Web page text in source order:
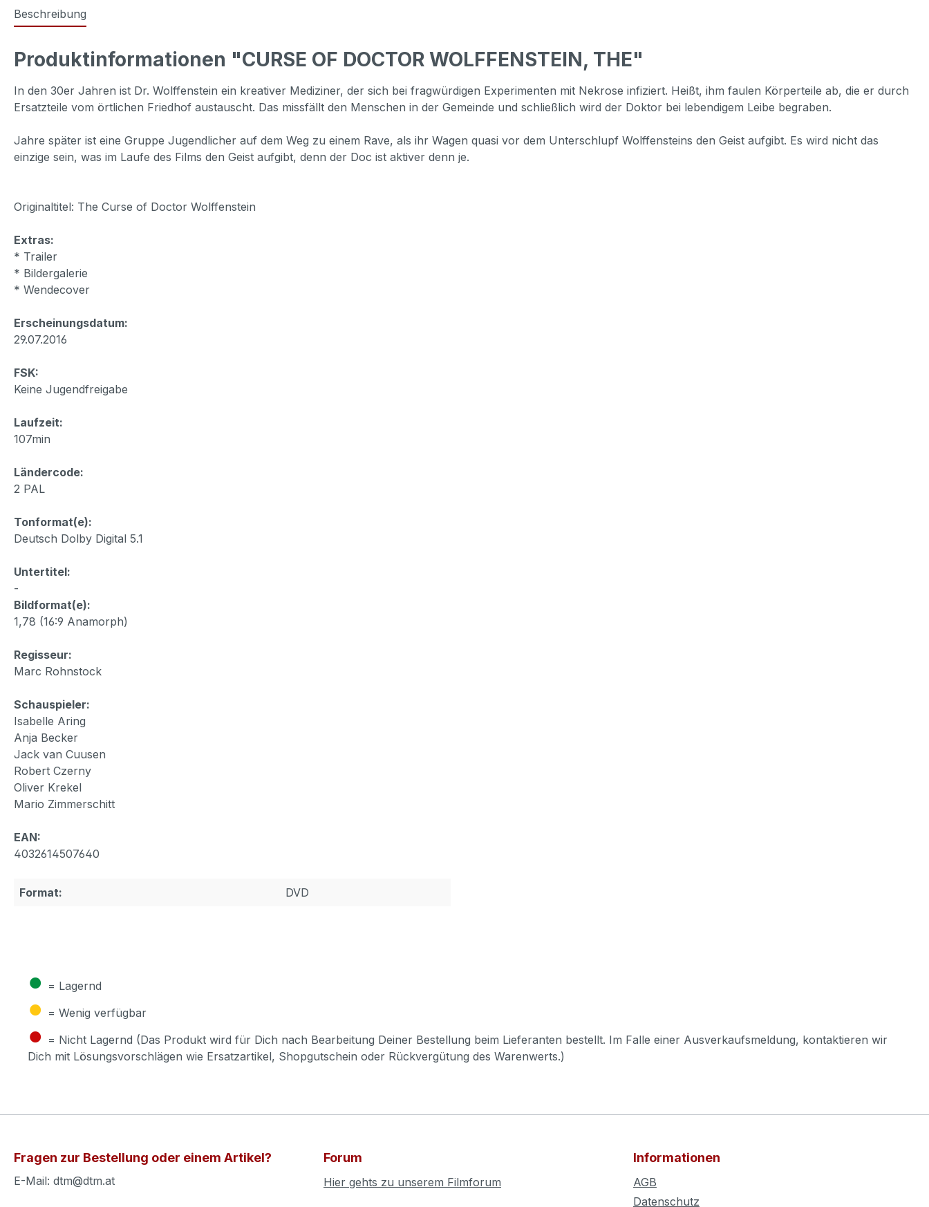
Beschreibung
Produktinformationen "CURSE OF DOCTOR WOLFFENSTEIN, THE"
In den 30er Jahren ist Dr. Wolffenstein ein kreativer Mediziner, der sich bei fragwürdigen Experimenten mit Nekrose infiziert. Heißt, ihm faulen Körperteile ab, die er durch
Ersatzteile vom örtlichen Friedhof austauscht. Das missfällt den Menschen in der Gemeinde und schließlich wird der Doktor bei lebendigem Leibe begraben.
Jahre später ist eine Gruppe Jugendlicher auf dem Weg zu einem Rave, als ihr Wagen quasi vor dem Unterschlupf Wolffensteins den Geist aufgibt. Es wird nicht das
einzige sein, was im Laufe des Films den Geist aufgibt, denn der Doc ist aktiver denn je.
Originaltitel: The Curse of Doctor Wolffenstein
Extras:
* Trailer
* Bildergalerie
* Wendecover
Erscheinungsdatum:
29.07.2016
FSK:
Keine Jugendfreigabe
Laufzeit:
107min
Ländercode:
2 PAL
Tonformat(e):
Deutsch Dolby Digital 5.1
Untertitel:
-
Bildformat(e):
1,78 (16:9 Anamorph)
Regisseur:
Marc Rohnstock
Schauspieler:
Isabelle Aring
Anja Becker
Jack van Cuusen
Robert Czerny
Oliver Krekel
Mario Zimmerschitt
EAN:
4032614507640
Format: DVD
● = Lagernd
● = Wenig verfügbar
● = Nicht Lagernd (Das Produkt wird für Dich nach Bearbeitung Deiner Bestellung beim Lieferanten bestellt. Im Falle einer Ausverkaufsmeldung, kontaktieren wir
Dich mit Lösungsvorschlägen wie Ersatzartikel, Shopgutschein oder Rückvergütung des Warenwerts.)
Fragen zur Bestellung oder einem Artikel?
E-Mail: dtm@dtm.at
Forum
Hier gehts zu unserem Filmforum
Informationen
AGB
Datenschutz